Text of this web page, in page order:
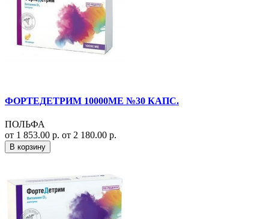
ФОРТЕДЕТРИМ 10000МЕ №30 КАПС.
ПОЛЬФА
от 1 853.00 р. от 2 180.00 р.
В корзину